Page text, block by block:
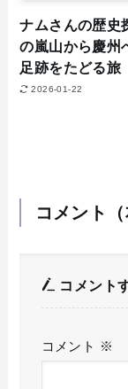
ナムさんの歴史
の嵐山から慶州
足跡をたどる旅
2026-01-22
コメント
コメント
コメント ※